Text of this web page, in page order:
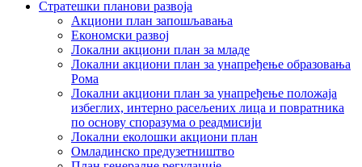
Стратешки планови развоја
Акциони план запошљавања
Економски развој
Локални акциони план за младе
Локални акциони план за унапређење образовања
Рома
Локални акциони план за унапређење положаја
избеглих, интерно расељених лица и повратника
по основу споразума о реадмисији
Локални еколошки акциони план
Омладинско предузетништво